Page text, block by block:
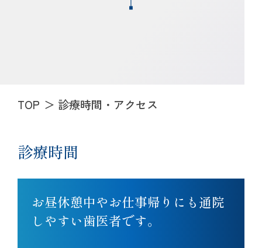
TOP 診療時間・アクセス
診療時間
お昼休憩中やお仕事帰りにも通院
しやすい歯医者です。